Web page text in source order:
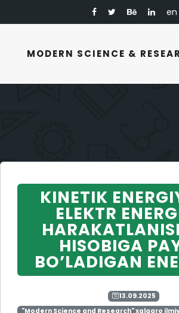
en
MODERN SCIENCE &
KINETIK
ELEKTR
HISOBIGA
BO’LADIGAN
13.09.2025
"Modern Science and Research" xalqaro